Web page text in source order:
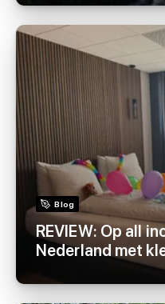
Blog
REVIEW: Op all
Nederland met